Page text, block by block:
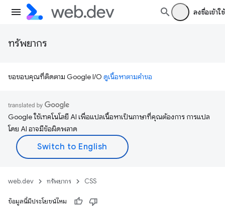
ลงชื่อเข้าใช้
ทรัพยากร
ขอขอบคุณที่ติดตาม Google I/O ดูเนื้อหาตามคำขอ
Google ใช้เทคโนโลยี AI เพื่อแปลเนื้อหาเป็นภาษาที่คุณต้องการ การแปล
โดย AI อาจมีข้อผิดพลาด
web.dev ทรัพยากร CSS
ข้อมูลนี้มีประโยชน์ไหม